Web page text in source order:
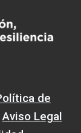
de
Aviso Legal